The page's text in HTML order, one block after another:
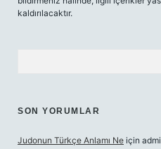
kaldırılacaktır.
SON YORUMLAR
Judonun Türkçe Anlamı Ne için